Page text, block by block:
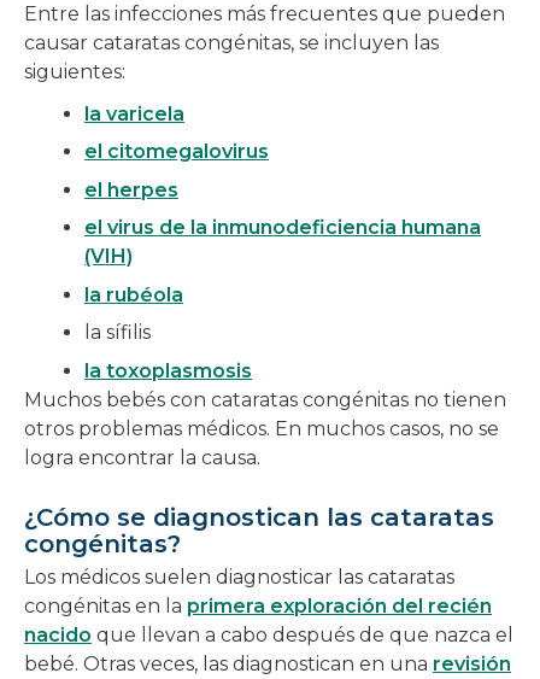
Entre las infecciones más frecuentes que pueden
causar cataratas congénitas, se incluyen las
siguientes:
la varicela
el citomegalovirus
el herpes
el virus de la inmunodeficiencia humana
(VIH)
la rubéola
la sífilis
la toxoplasmosis
Muchos bebés con cataratas congénitas no tienen
otros problemas médicos. En muchos casos, no se
logra encontrar la causa.
¿Cómo se diagnostican las cataratas
congénitas?
Los médicos suelen diagnosticar las cataratas
congénitas en la primera exploración del recién
nacido que llevan a cabo después de que nazca el
bebé. Otras veces, las diagnostican en una revisión